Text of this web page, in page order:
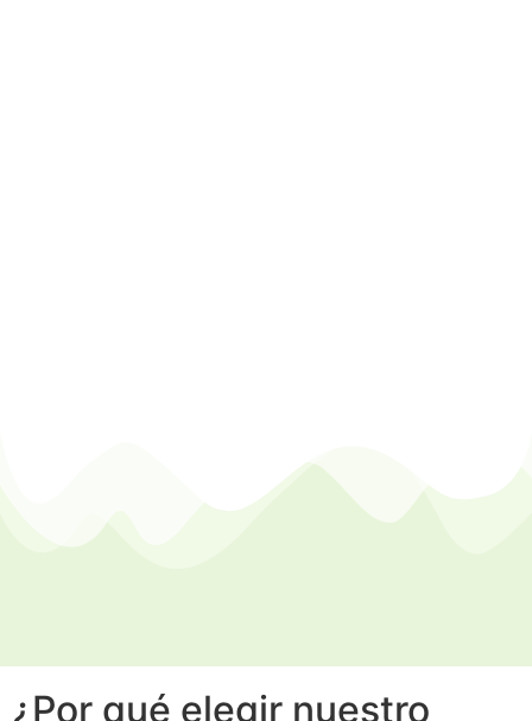
¿Por qué elegir nuestro